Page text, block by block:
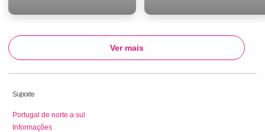
Ver mais
Suporte
Portugal de norte a sul
Informações